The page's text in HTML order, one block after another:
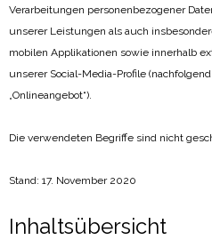
Verarbeitungen personenbezogener
unserer Leistungen als auch
mobilen Applikationen sowie innerhalb
unserer Social-Media-Profile
„Onlineangebot“).
Die verwendeten Begriffe sind nicht
Stand: 17. November 2020
Inhaltsübersicht